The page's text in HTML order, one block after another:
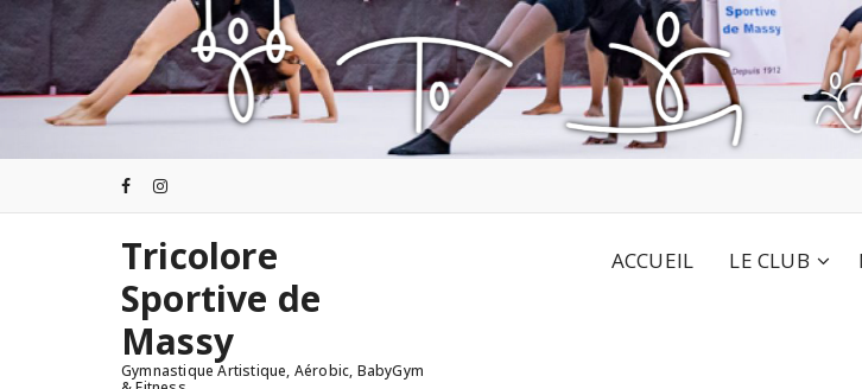
Tricolore
Sportive de
Massy
Gymnastique Artistique, Aérobic, BabyGym
ACCUEIL LE CLUB